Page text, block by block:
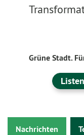
Grüne Stadt.
Nachrichten